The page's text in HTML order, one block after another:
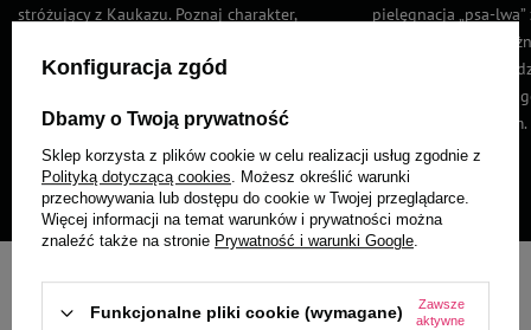
Najczęściej kupowane dla PSA
stróżujący z Kaukazu. Poznaj charakter,
wymogi prawne. Sprawdź, czy ta
pielęgnacja „psa-
Sprawdź, czym
rasa, jak wygląda
żywienie oraz dla
najlepszym wyborem.
Czytaj więcej
Konfiguracja zgód
Dbamy o Twoją prywatność
Sklep korzysta z plików cookie w celu realizacji usług zgodnie z
Polityką dotyczącą cookies. Możesz określić warunki
przechowywania lub dostępu do cookie w Twojej przeglądarce.
Więcej informacji na temat warunków i prywatności można
znaleźć także na stronie Prywatność i warunki Google.
Funkcjonalne pliki cookie (wymagane)
Zawsze
aktywne